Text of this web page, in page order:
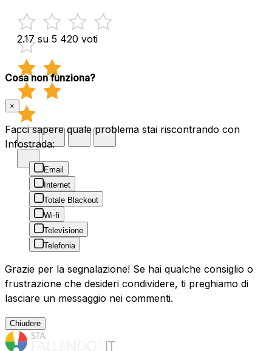
2.17 su 5 420 voti
Cosa non funziona?
×
Facci sapere quale problema stai riscontrando con
Infostrada:
Email
Internet
Totale Blackout
Wi-fi
Televisione
Telefonia
Grazie per la segnalazione! Se hai qualche consiglio o
frustrazione che desideri condividere, ti preghiamo di
lasciare un messaggio nei commenti.
Chiudere